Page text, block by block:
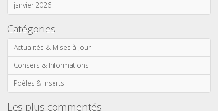
janvier 2026
Catégories
Actualités & Mises à jour
Conseils & Informations
Poêles & Inserts
Les plus commentés